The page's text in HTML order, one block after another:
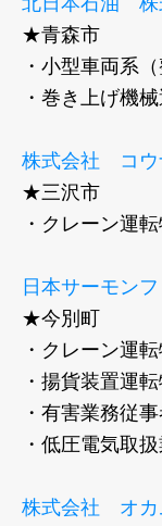
★青森市
・小型車両系
・巻き上げ機
株式会社 コウ
★三沢市
・クレーン運
日本サーモン
★今別町
・クレーン運
・揚貨装置運
・有害業務従
・低圧電気取
株式会社 オカ